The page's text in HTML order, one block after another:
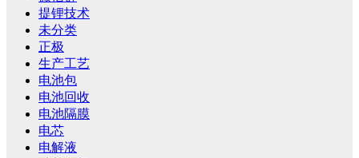
提锂技术
未分类
正极
生产工艺
电池包
电池回收
电池隔膜
电芯
电解液